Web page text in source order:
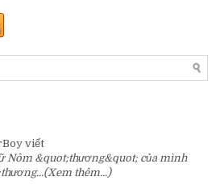
viết
Nôm &quot;thương&quot; của mình
(Xem thêm...)